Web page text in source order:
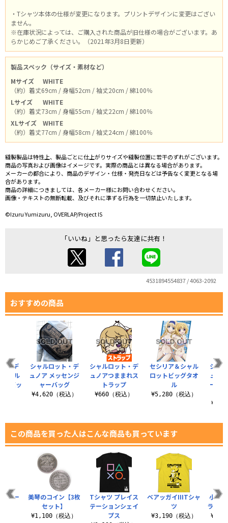
・Tシャツ本体の仕様が変更になります。プリントデザインに変更はござい
ません。
※在庫状況によっては、ご購入された商品が旧仕様の場合がございます。あ
らかじめご了承ください。（2021年3月8日更新）
製品スペック（サイズ・素材など）
Mサイズ
WHITE
（約）着丈69cm / 身幅52cm / 袖丈20cm / 綿100％
Lサイズ
WHITE
（約）着丈73cm / 身幅55cm / 袖丈22cm / 綿100％
XLサイズ
WHITE
（約）着丈77cm / 身幅58cm / 袖丈24cm / 綿100％
縫製製品は特性上、製品ごとに仕上がりサイズや縫製位置に若干のずれがございます。
商品の写真および画像はイメージです。実際の商品とは異なる場合があります。
メーカーの都合により、商品のデザイン・仕様・発売日などは予告なく変更となる場
合があります。
商品の詳細につきましては、各メーカー様にお問い合わせください。
画像・テキストの無断転載、及びそれに準ずる行為を一切禁止いたします。
©Izuru Yumizuru, OVERLAP/Project IS
「いいね」と思ったら友達に共有！
4531894554837 / 4063-2092
おすすめの商品
シャルロット・デ
ュノアつままれス
トラップ
¥660（税込）
セシリア＆シャル
ロットビッグタオ
ル
¥5,280（税込）
シャ
ュノ
ーデ
・デ
カル
ーバッ
シャルロット・デ
ュノア メッセンジ
ャーバッグ
¥4,620（税込）
この商品を買った人はこんな商品も買っています
Tシャツ プレイス
テーションシェイ
プス
ベアッガイIIITシャ
ツ
¥3,190（税込）
小鳥
ラフィ
ラー
美琴のコイン【3枚
セット】
¥1,100（税込）